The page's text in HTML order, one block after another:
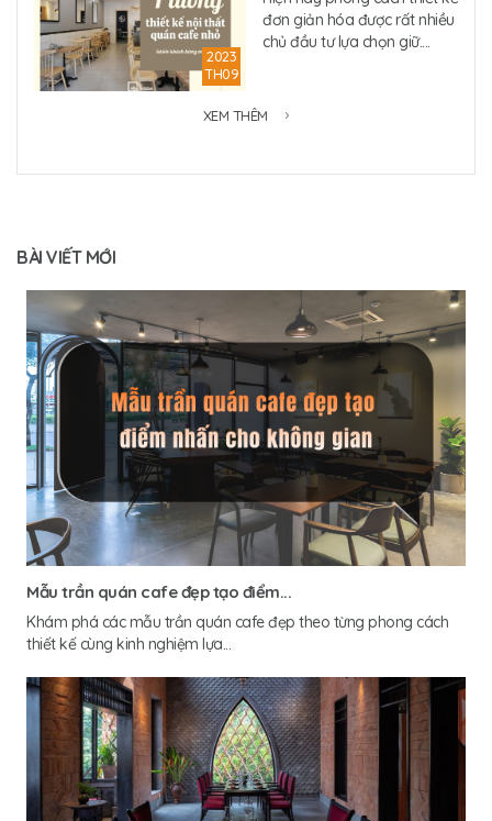
2023
TH09
đơn giản hóa được rất nhiều
chủ đầu tư lựa chọn giữ....
XEM THÊM
BÀI VIẾT MỚI
Mẫu trần quán cafe đẹp tạo điểm...
Khám phá các mẫu trần quán cafe đẹp theo từng phong cách
thiết kế cùng kinh nghiệm lựa...